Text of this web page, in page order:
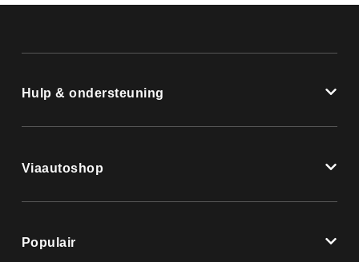
Hulp & ondersteuning
Viaautoshop
Populair